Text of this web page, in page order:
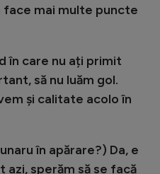
mai multe puncte
în care nu ați primit
să nu luăm gol.
și calitate acolo în
în apărare?) Da, e
azi, sperăm să se facă